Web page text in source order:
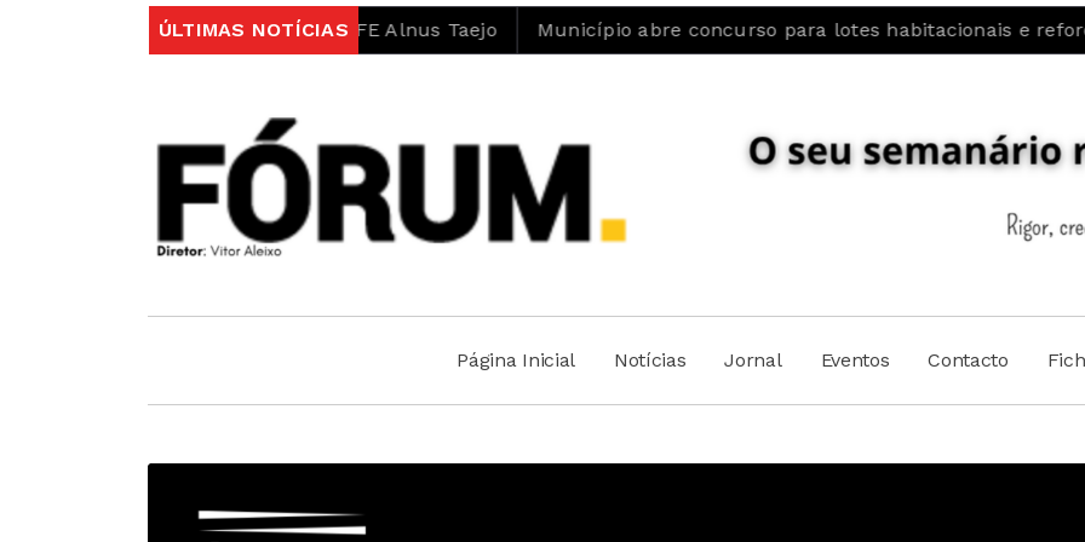
ÚLTIMAS NOTÍCIAS
no âmbito do projeto LIFE Alnus Taejo Município abre concurso para lotes habitacionais e reforça
Página Inicial Notícias Jornal Eventos Contacto